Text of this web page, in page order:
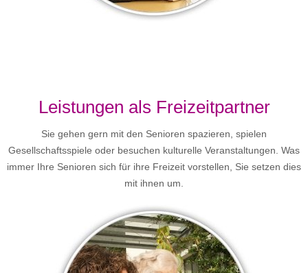
Leistungen als Freizeitpartner
Sie gehen gern mit den Senioren spazieren, spielen
Gesellschaftsspiele oder besuchen kulturelle Veranstaltungen. Was
immer Ihre Senioren sich für ihre Freizeit vorstellen, Sie setzen dies
mit ihnen um.